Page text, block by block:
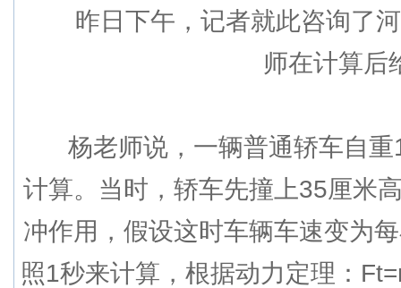
昨日下午，记者就此咨询了河
师在计算后
杨老师说，一辆普通轿车自重
计算。当时，轿车先撞上35厘米
冲作用，假设这时车辆车速变为
照1秒来计算，根据动力定理：